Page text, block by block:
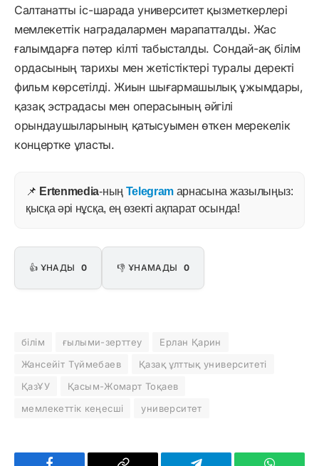
Салтанатты іс-шарада университет қызметкерлері
мемлекеттік наградалармен марапатталды. Жас
ғалымдарға пәтер кілті табысталды. Сондай-ақ білім
ордасының тарихы мен жетістіктері туралы деректі
фильм көрсетілді. Жиын шығармашылық ұжымдары,
қазақ эстрадасы мен операсының әйгілі
орындаушыларының қатысуымен өткен мерекелік
концертке ұласты.
📌 Ertenmedia-ның Telegram арнасына жазылыңыз:
қысқа әрі нұсқа, ең өзекті ақпарат осында!
👍 ҰНАДЫ 0 👎 ҰНАМАДЫ 0
білім ғылыми-зерттеу
Ерлан Қарин
Жансейіт Түймебаев
Қазақ ұлттық университеті
ҚазҰУ
Қасым-Жомарт Тоқаев
мемлекеттік кеңесші
университет